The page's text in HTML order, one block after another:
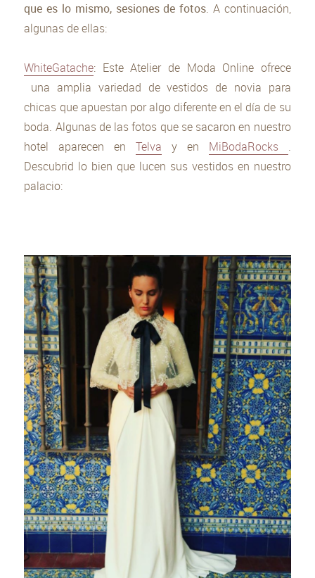
que es lo mismo, sesiones de fotos. A continuación,
algunas de ellas:
WhiteGatache: Este Atelier de Moda Online ofrece
una amplia variedad de vestidos de novia para
chicas que apuestan por algo diferente en el día de su
boda. Algunas de las fotos que se sacaron en nuestro
hotel aparecen enTelva y en MiBodaRocks .
Descubrid lo bien que lucen sus vestidos en nuestro
palacio: